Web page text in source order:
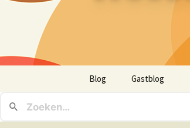
Blog Gastblog